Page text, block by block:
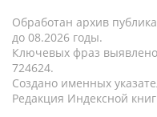
Обработан архив
до 08.2026 годы.
Ключевых фраз
724624.
Создано именных
Редакция Индексной